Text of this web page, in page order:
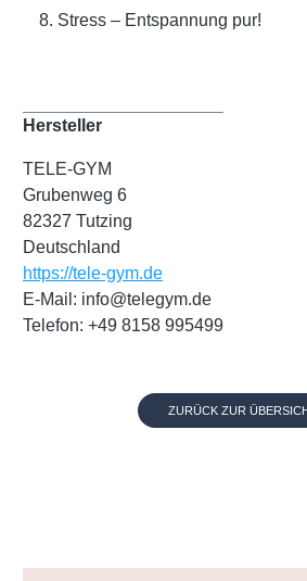
Stress – Entspannung pur!
Hersteller
TELE-GYM
Grubenweg 6
82327 Tutzing
Deutschland
https://tele-gym.de
E-Mail: info@telegym.de
Telefon: +49 8158 995499
ZURÜCK ZUR